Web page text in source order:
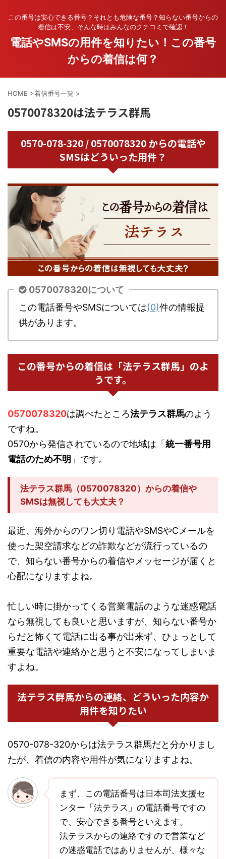
この番号は安心できる番号？それとも危険な番号？知らない番号からの
着信は不安、そんな時はみんなのクチコミで確認！
電話やSMSの用件を知りたい！この番号
からの着信は何？
HOME >着信番号一覧 >
0570078320は法テラス群馬
0570-078-320 / 0570078320 からの電話や
SMSはどういった用件？
0570078320について
この電話番号やSMSについては(0)件の情報提
供があります。
この番号からの着信は「法テラス群馬」のよ
うです。
0570078320は調べたところ法テラス群馬のよう
ですね。
0570から発信されているので地域は「 統一番号用
電話のため不明 」です。
法テラス群馬（0570078320）からの着信や
SMSは無視しても大丈夫？
最近、海外からのワン切り電話やSMSやCメールを
使った架空請求などの詐欺などが流行っているの
で、知らない番号からの着信やメッセージが届くと
心配になりますよね。
忙しい時に掛かってくる営業電話のような迷惑電話
なら無視しても良いと思いますが、知らない番号か
らだと怖くて電話に出る事が出来ず、ひょっとして
重要な電話や連絡かと思うと不安になってしまいま
すよね。
法テラス群馬からの連絡、どういった内容か
用件を知りたい
0570-078-320からは法テラス群馬だと分かりまし
たが、着信の内容や用件が気になりますよね。
まず、この電話番号は日本司法支援セ
ンター「法テラス」の電話番号ですの
で、安心できる番号といえます。
法テラスからの連絡ですので営業など
の迷惑電話ではありませんが、様々な